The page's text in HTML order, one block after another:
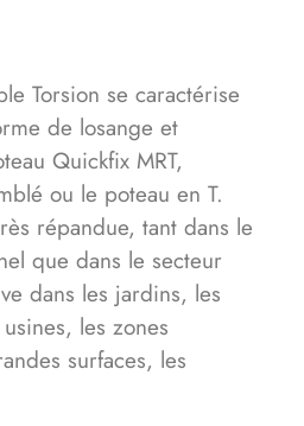
Torsion se caractérise
de losange et
Quickfix MRT,
ou le poteau en T.
répandue, tant dans le
que dans le secteur
dans les jardins, les
les zones
surfaces, les